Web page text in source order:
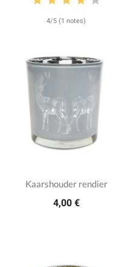
4/5 (1 notes)
Kaarshouder rendier
4,00 €